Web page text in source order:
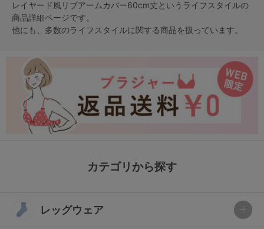
レイヤード風リブアームカバー60cm丈という ライフスタイルの
商品詳細ページです。
他にも、多数のライフスタイルに関する商品を扱っています。
カテゴリから探す
レッグウェア